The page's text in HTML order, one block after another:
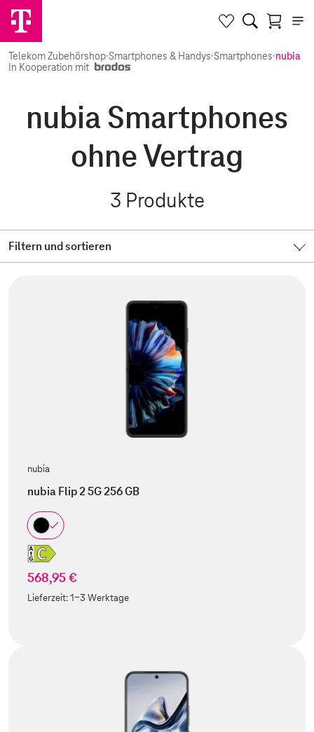
Telekom Zubehörshop·Smartphones & Handys·Smartphones·nubia
In Kooperation mit
nubia Smartphones
ohne Vertrag
3 Produkte
Filtern und sortieren
nubia
nubia Flip 2 5G 256 GB
568,95 €
Lieferzeit:1-3 Werktage